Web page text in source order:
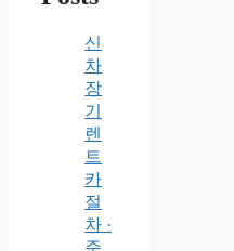
신
차
장
기
렌
트
카
절
차 ·
준